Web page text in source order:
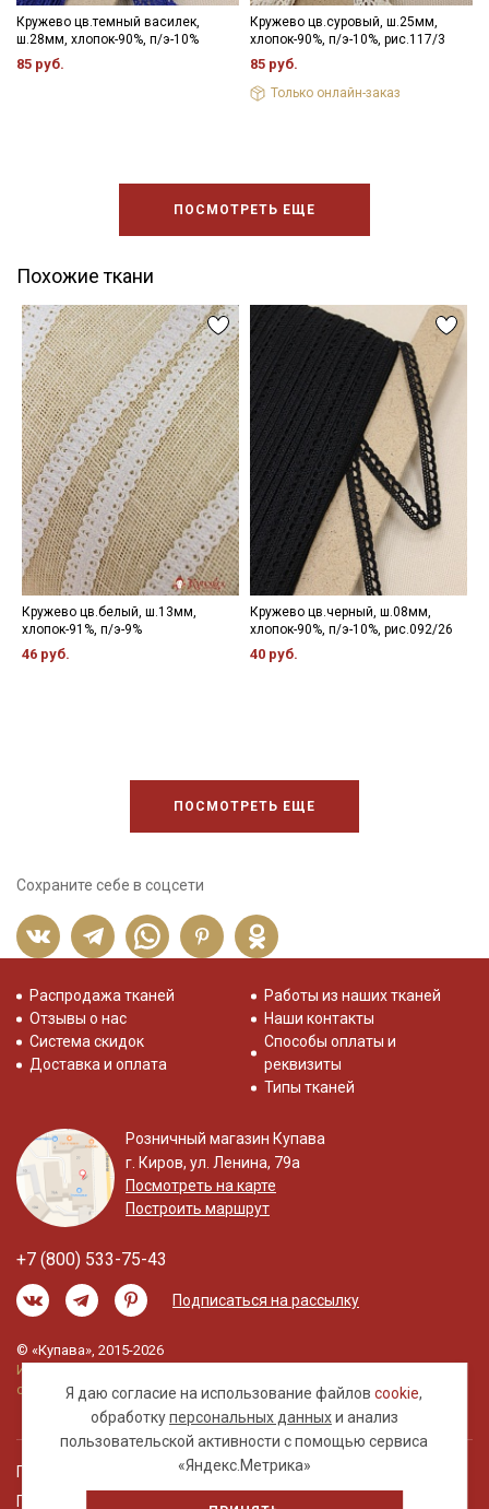
Кружево цв.темный василек,
ш.28мм, хлопок-90%, п/э-10%
85 руб.
Кружево цв.суровый, ш.25мм,
хлопок-90%, п/э-10%, рис.117/3
85 руб.
Только онлайн-заказ
ПОСМОТРЕТЬ ЕЩЕ
Похожие ткани
Кружево цв.белый, ш.13мм,
хлопок-91%, п/э-9%
46 руб.
Кружево цв.черный, ш.08мм,
хлопок-90%, п/э-10%, рис.092/26
40 руб.
ПОСМОТРЕТЬ ЕЩЕ
Сохраните себе в соцсети
Я даю согласие на использование файловcookie,
обработкуперсональных данныхи анализ
пользовательской активности с помощью сервиса
«Яндекс.Метрика»
Распродажа тканей
Отзывы о нас
Система скидок
Доставка и оплата
Работы из наших тканей
Наши контакты
Способы оплаты и
реквизиты
Типы тканей
Розничный магазин Купава
г. Киров, ул. Ленина, 79а
Посмотреть на карте
Построить маршрут
+7 (800) 533-75-43
Подписаться на рассылку
© «Купава», 2015-2026
Информация на сайте не является публичной
офертой.
Правовая информация
Политика обработки персональных данных